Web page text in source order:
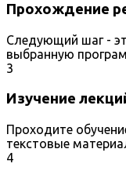
Прохождение
Следующий шаг -
выбранную
3
Изучение
Проходите
текстовые
4